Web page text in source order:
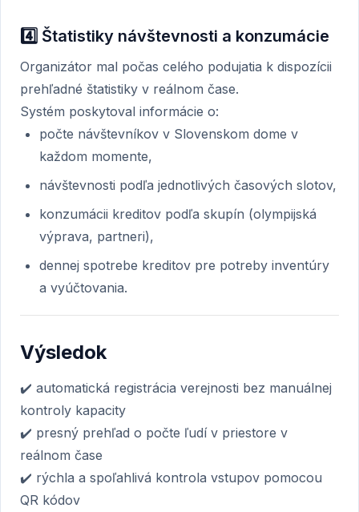
4️⃣ Štatistiky návštevnosti a konzumácie
Organizátor mal počas celého podujatia k dispozícii
prehľadné štatistiky v reálnom čase.
Systém poskytoval informácie o:
počte návštevníkov v Slovenskom dome v
každom momente,
návštevnosti podľa jednotlivých časových slotov,
konzumácii kreditov podľa skupín (olympijská
výprava, partneri),
dennej spotrebe kreditov pre potreby inventúry
a vyúčtovania.
Výsledok
✔️ automatická registrácia verejnosti bez manuálnej
kontroly kapacity
✔️ presný prehľad o počte ľudí v priestore v
reálnom čase
✔️ rýchla a spoľahlivá kontrola vstupov pomocou
QR kódov